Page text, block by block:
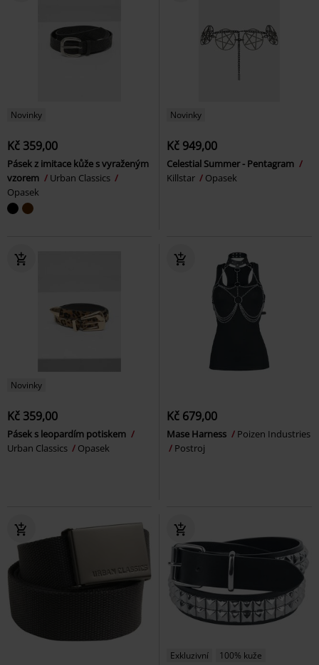
Novinky
Kč 359,00
Pásek z imitace kůže s vyraženým
vzorem
Urban Classics
Opasek
Novinky
Kč 949,00
Celestial Summer - Pentagram
Killstar
Opasek
Novinky
Kč 359,00
Pásek s leopardím potiskem
Urban Classics
Opasek
Kč 679,00
Mase Harness
Poizen Industries
Postroj
Exkluzivní
100% kuže